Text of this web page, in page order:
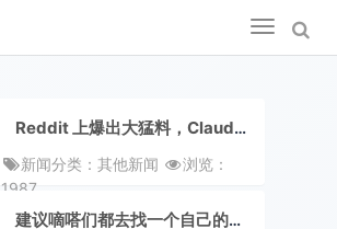
Toggle
navigation
Reddit 上爆出大猛料，Claude 为何封号中国用户又快又准？
新闻分类：其他新闻
浏览：
1987
建议嘀嗒们都去找一个自己的同程